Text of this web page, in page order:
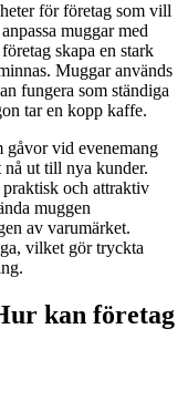
för företag som vill
muggar med
skapa en stark
Muggar används
fungera som ständiga
tar en kopp kaffe.
gåvor vid evenemang
ut till nya kunder.
och attraktiv
muggen
av varumärket.
vilket gör tryckta
kan företag